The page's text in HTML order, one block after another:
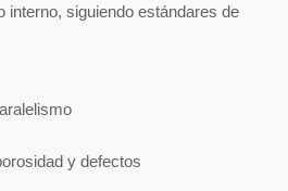
interno, siguiendo estándares de
y defectos